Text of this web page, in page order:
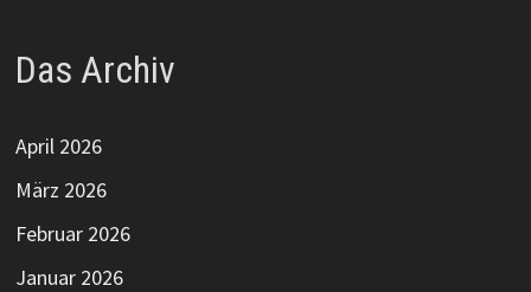
Das Archiv
April 2026
März 2026
Februar 2026
Januar 2026